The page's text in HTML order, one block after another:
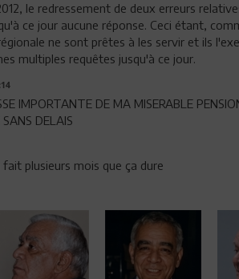
le redressement de deux erreurs
ce jour aucune réponse. Ceci étant,
ne sont prêtes à les servir et ils
multiples requêtes jusqu'à ce jour.
IMPORTANTE DE MA MISERABLE
DELAIS
plusieurs mois que ça dure